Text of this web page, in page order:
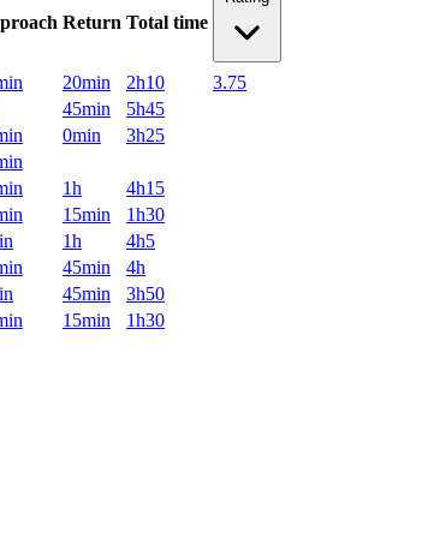
Return Total time
20min 2h10
3.75
45min
5h45
0min
3h25
1h
4h15
15min
1h30
1h
4h5
45min
4h
45min
3h50
15min
1h30